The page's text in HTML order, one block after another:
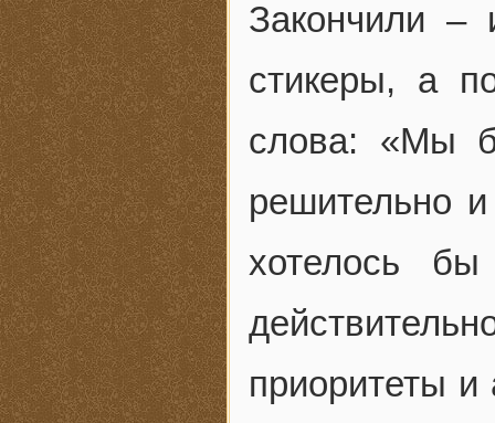
Закончили –
стикеры, а
слова: «Мы
решительно
хотелось
приоритеты